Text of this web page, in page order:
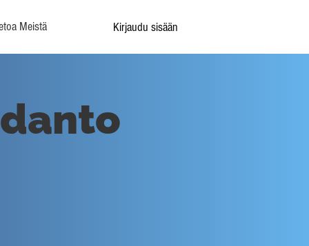
Meistä Kirjaudu sisään